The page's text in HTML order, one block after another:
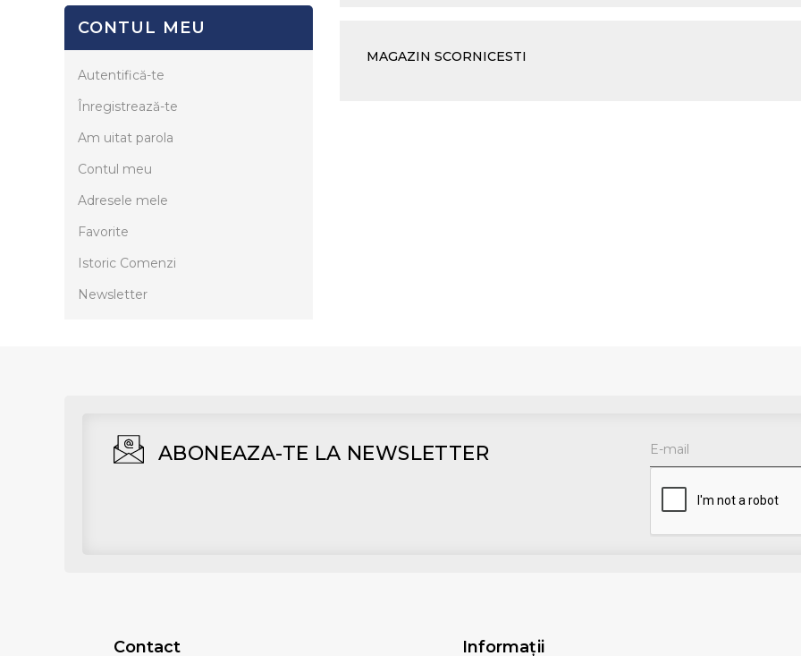
CONTUL MEU
Autentifică-te
Înregistrează-te
Am uitat parola
Contul meu
Adresele mele
Favorite
Istoric Comenzi
Newsletter
MAGAZIN SCORNICESTI
ABONEAZA-TE LA NEWSLETTER
Contact Informaţii